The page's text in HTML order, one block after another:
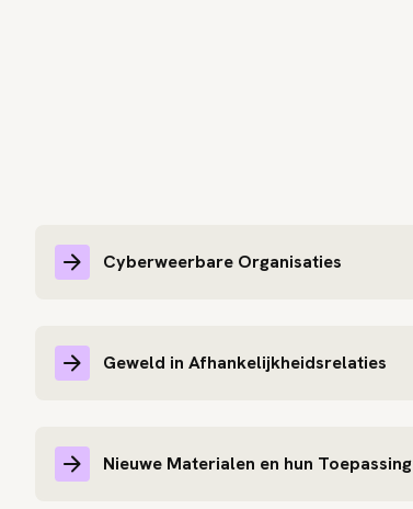
Cyberweerbare Organisaties
Geweld in Afhankelijkheidsrelaties
Nieuwe Materialen en hun Toepassing